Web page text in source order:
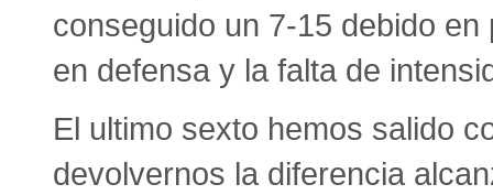
conseguido un 7-15 debido
en defensa y la falta de
El ultimo sexto hemos salido
devolvernos la diferencia